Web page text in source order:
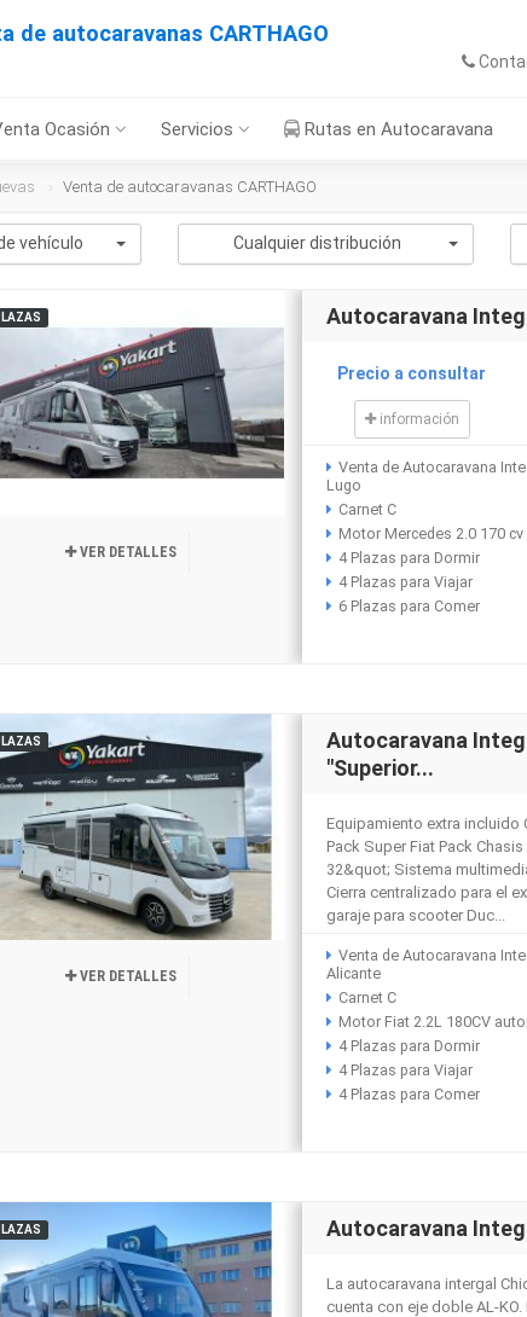
de autocaravanas CARTHAGO
Ocasión Servicios Rutas en Autocaravana
Venta de autocaravanas CARTHAGO
vehículo Cualquier distribución
VER DETALLES
Autocaravana
Precio a consultar
información
Venta de Autocaravana
Lugo
Carnet C
Motor Mercedes 2.0 170 cv
4 Plazas para Dormir
4 Plazas para Viajar
6 Plazas para Comer
VER DETALLES
Autocaravana
"Superior...
Equipamiento extra incluido
Pack Super Fiat Pack
32&quot; Sistema
Cierra centralizado para el
garaje para scooter Duc...
Venta de Autocaravana
Alicante
Carnet C
Motor Fiat 2.2L 180CV
4 Plazas para Dormir
4 Plazas para Viajar
4 Plazas para Comer
Autocaravana
La autocaravana intergal
cuenta con eje doble AL-